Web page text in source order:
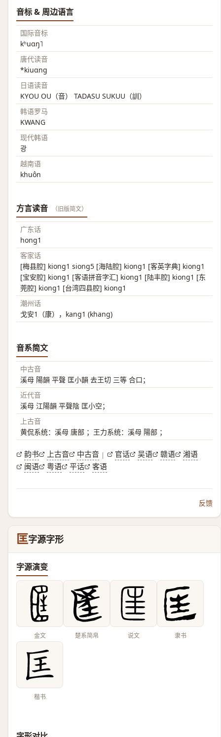
音标 & 周边语言
国际音标
kʰuɑŋ˥
唐代读音
*kiuɑng
日语读音
KYOU OU（音） TADASU SUKUU（訓）
韩语罗马
KWANG
现代韩语
광
越南语
khuôn
方言读音 （旧版简文）
广东话
hong1
客家话
[梅县腔] kiong1 siong5 [海陆腔] kiong1 [客英字典] kiong1
[宝安腔] kiong1 [客语拼音字汇] kiong1 [陆丰腔] kiong1 [东
莞腔] kiong1 [台湾四县腔] kiong1
潮州话
戈安1（康），kang1 (khang)
音系简文
中古音
溪母 陽韻 平聲 匡小韻 去王切 三等 合口；
近代音
溪母 江陽韻 平聲陰 匡小空；
上古音
黄侃系统：溪母 唐部 ；王力系统：溪母 陽部 ；
韵书 上古音 中古音 | 官话 吴语 赣语
湘语
闽语
粤语 平话 客语
反馈
匡字源字形
字源演变
金文 楚系简帛 说文 隶书
楷书